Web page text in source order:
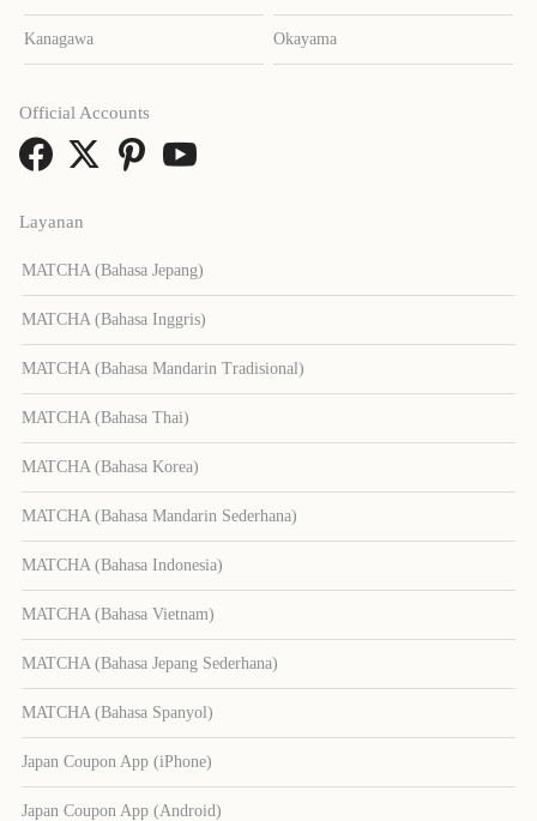
Kanagawa Okayama
Layanan
MATCHA (Bahasa Jepang)
MATCHA (Bahasa Inggris)
MATCHA (Bahasa Mandarin Tradisional)
MATCHA (Bahasa Thai)
MATCHA (Bahasa Korea)
MATCHA (Bahasa Mandarin Sederhana)
MATCHA (Bahasa Indonesia)
MATCHA (Bahasa Vietnam)
MATCHA (Bahasa Jepang Sederhana)
MATCHA (Bahasa Spanyol)
Japan Coupon App (iPhone)
Japan Coupon App (Android)
Official Accounts